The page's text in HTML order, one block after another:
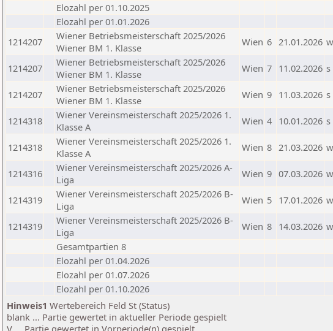
Elozahl per 01.10.2025
Elozahl per 01.01.2026
1214207
Wiener Betriebsmeisterschaft 2025/2026
Wiener BM 1. Klasse
Wien 6 21.01.2026 w
1214207
Wiener Betriebsmeisterschaft 2025/2026
Wiener BM 1. Klasse
Wien 7 11.02.2026 s
1214207
Wiener Betriebsmeisterschaft 2025/2026
Wiener BM 1. Klasse
Wien 9 11.03.2026 s
1214318
Wiener Vereinsmeisterschaft 2025/2026 1.
Klasse A
Wien 4 10.01.2026 s
1214318
Wiener Vereinsmeisterschaft 2025/2026 1.
Klasse A
Wien 8 21.03.2026 w
1214316
Wiener Vereinsmeisterschaft 2025/2026 A-
Liga
Wien 9 07.03.2026 w
1214319
Wiener Vereinsmeisterschaft 2025/2026 B-
Liga
Wien 5 17.01.2026 w
1214319
Wiener Vereinsmeisterschaft 2025/2026 B-
Liga
Wien 8 14.03.2026 w
Gesamtpartien 8
Elozahl per 01.04.2026
Elozahl per 01.07.2026
Elozahl per 01.10.2026
Hinweis1 Wertebereich Feld St (Status)
blank ... Partie gewertet in aktueller Periode gespielt
V ... Partie gewertet in Vorperiode(n) gespielt